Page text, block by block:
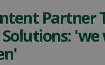
Partner